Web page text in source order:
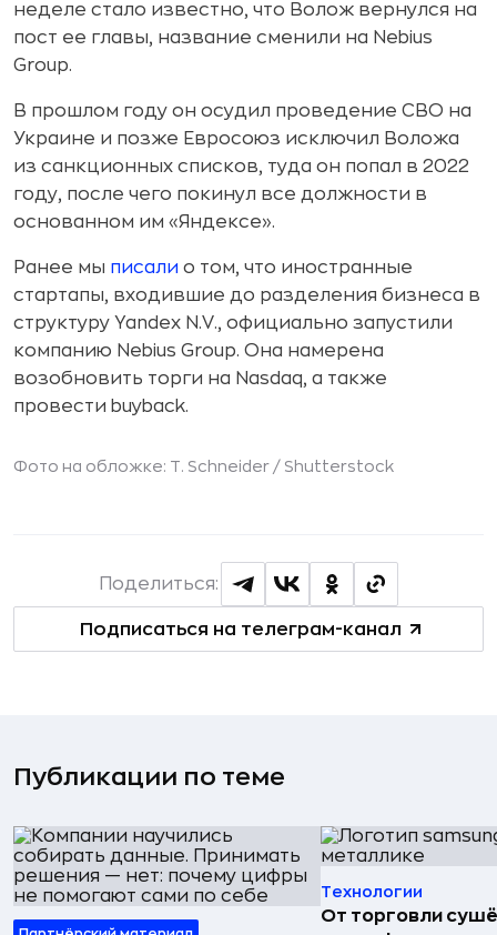
неделе стало известно, что Волож вернулся на
пост ее главы, название сменили на Nebius
Group.
В прошлом году он осудил проведение СВО на
Украине и позже Евросоюз исключил Воложа
из санкционных списков, туда он попал в 2022
году, после чего покинул все должности в
основанном им «Яндексе».
Ранее мы писали о том, что иностранные
стартапы, входившие до разделения бизнеса в
структуру Yandex N.V., официально запустили
компанию Nebius Group. Она намерена
возобновить торги на Nasdaq, а также
провести buyback.
Фото на обложке: T. Schneider / Shutterstock
Подписаться на телеграм-канал
Поделиться:
Публикации по теме
Технологии
От торговли